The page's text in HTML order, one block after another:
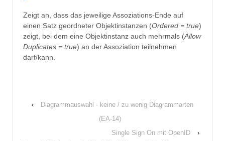
Zeigt an, dass das jeweilige Assoziations-Ende auf
einen Satz geordneter Objektinstanzen (Ordered = true)
zeigt, bei dem eine Objektinstanz auch mehrmals (Allow
Duplicates = true) an der Assoziation teilnehmen
darf/kann.
‹
Diagrammauswahl - keine / zu wenig Diagrammarten
(EA-14)
Single Sign On mit OpenID
›